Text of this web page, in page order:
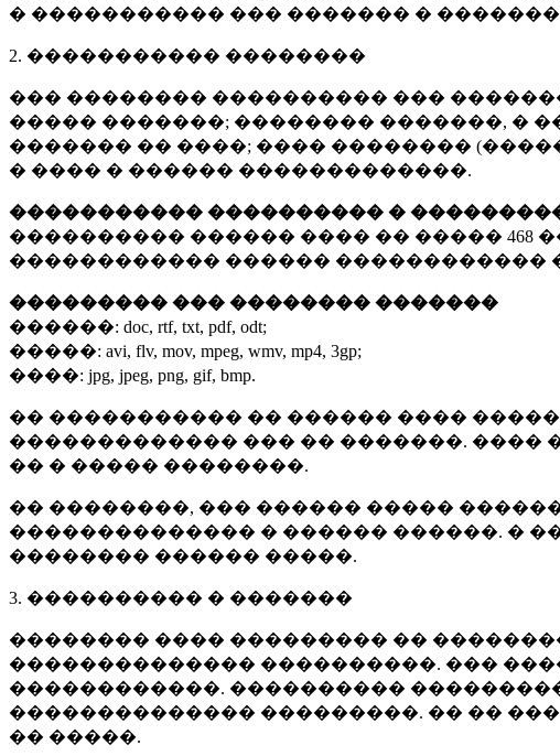
� ����������� ��� ������� � �������
2. ����������� ��������
��� �������� ���������� ���
����� �������; �������� �������, �
������� �� ����; ���� ��������
� ���� � ������ �������������.
����������� ���������� �
���������� ������ ���� �� ����� 468
������������ ������ ������������
��������� ��� �������� �������
������: doc, rtf, txt, pdf, odt;
�����: avi, flv, mov, mpeg, wmv, mp4, 3gp;
����: jpg, jpeg, png, gif, bmp.
�� ����������� �� ������ ����
������������� ��� �� �������. ����
�� � ����� ��������.
�� ��������, ��� ������ �����
�������������� � ������ ������. �
�������� ������ �����.
3. ���������� � �������
�������� ���� ��������� ��
�������������� ����������. ���
������������. ����������
�������������� ���������. �� ��
�� �����.